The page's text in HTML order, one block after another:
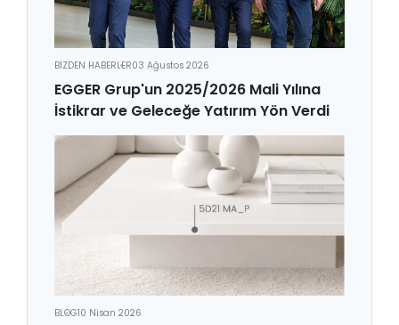
BİZDEN HABERLER03 Ağustos 2026
EGGER Grup'un 2025/2026 Mali Yılına
İstikrar ve Geleceğe Yatırım Yön Verdi
BLOG10 Nisan 2026